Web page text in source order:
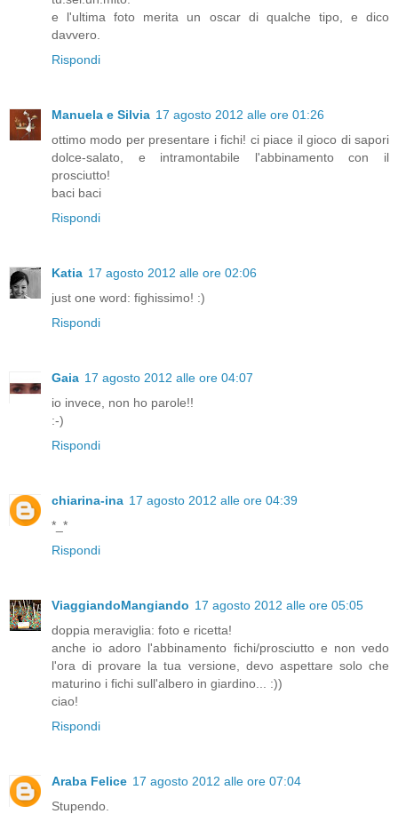
e l'ultima foto merita un oscar di qualche tipo, e dico
davvero.
Rispondi
Manuela e Silvia 17 agosto 2012 alle ore 01:26
ottimo modo per presentare i fichi! ci piace il gioco di sapori
dolce-salato, e intramontabile l'abbinamento con il
prosciutto!
baci baci
Rispondi
Katia 17 agosto 2012 alle ore 02:06
just one word: fighissimo! :)
Rispondi
Gaia 17 agosto 2012 alle ore 04:07
io invece, non ho parole!!
:-)
Rispondi
chiarina-ina 17 agosto 2012 alle ore 04:39
*_*
Rispondi
ViaggiandoMangiando 17 agosto 2012 alle ore 05:05
doppia meraviglia: foto e ricetta!
anche io adoro l'abbinamento fichi/prosciutto e non vedo
l'ora di provare la tua versione, devo aspettare solo che
maturino i fichi sull'albero in giardino... :))
ciao!
Rispondi
Araba Felice 17 agosto 2012 alle ore 07:04
Stupendo.